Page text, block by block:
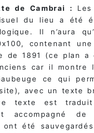
de Cambrai :
du lieu a été
Il n’aura
contenant
de 1891 (ce plan a
car il montre
ce qui
avec un texte
texte est
accompagné
ont été